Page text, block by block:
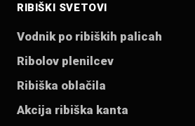
RIBIŠKI SVETOVI
Vodnik po ribiških palicah
Ribolov plenilcev
Ribiška oblačila
Akcija ribiška kanta